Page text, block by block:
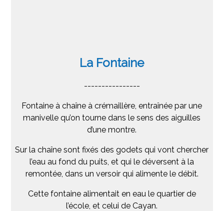
La Fontaine
----------------
Fontaine à chaîne à crémaillère, entraînée par une
manivelle qu’on tourne dans le sens des aiguilles
d’une montre.
Sur la chaîne sont fixés des godets qui vont chercher
l’eau au fond du puits, et qui le déversent à la
remontée, dans un versoir qui alimente le débit.
Cette fontaine alimentait en eau le quartier de
l’école, et celui de Cayan.